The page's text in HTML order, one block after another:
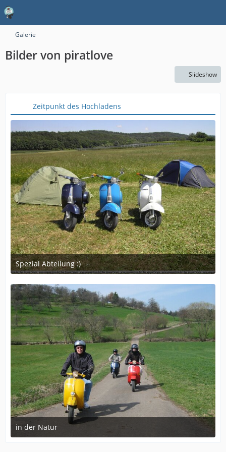
Galerie
Bilder von piratlove
Slideshow
Zeitpunkt des Hochladens
Spezial Abteilung :)
June 2, 2009 at 19:35
in der Natur
April 21, 2009 at 18:30